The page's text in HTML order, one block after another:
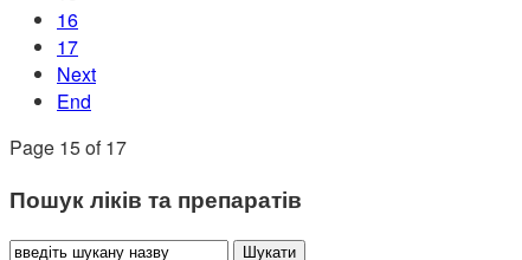
16
17
Next
End
Page 15 of 17
Пошук ліків та препаратів